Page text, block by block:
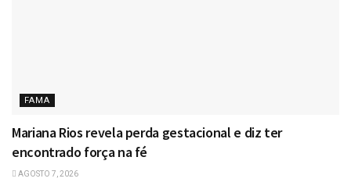
FAMA
Mariana Rios revela perda gestacional e diz ter
encontrado força na fé
AGOSTO 7, 2026